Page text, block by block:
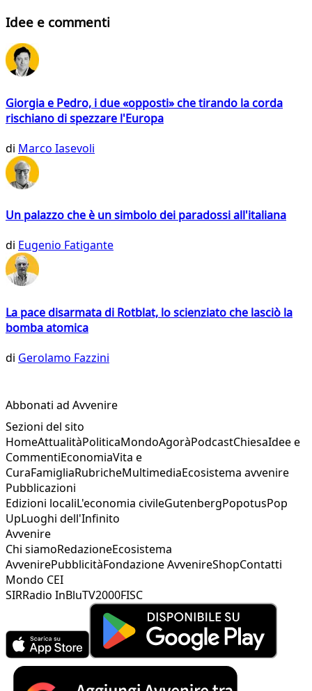
Idee e commenti
Giorgia e Pedro, i due «opposti» che tirando la corda
rischiano di spezzare l'Europa
di Marco Iasevoli
Un palazzo che è un simbolo dei paradossi all'italiana
di Eugenio Fatigante
La pace disarmata di Rotblat, lo scienziato che lasciò la
bomba atomica
di Gerolamo Fazzini
Abbonati ad Avvenire
Sezioni del sito
HomeAttualitàPoliticaMondoAgoràPodcastChiesaIdee e
CommentiEconomiaVita e
CuraFamigliaRubricheMultimediaEcosistema avvenire
Pubblicazioni
Edizioni localiL'economia civileGutenbergPopotusPop
UpLuoghi dell'Infinito
Avvenire
Chi siamoRedazioneEcosistema
AvvenirePubblicitàFondazione AvvenireShopContatti
Mondo CEI
SIRRadio InBluTV2000FISC